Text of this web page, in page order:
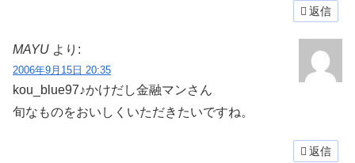
返信
MAYU より:
2006年9月15日 20:35
kou_blue97♪かけだし金融マンさん
旬なものをおいしくいただきたいですね。
返信